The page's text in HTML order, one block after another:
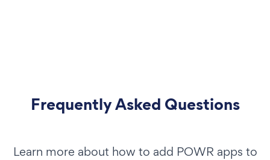
Frequently Asked Questions
Learn more about how to add POWR apps to